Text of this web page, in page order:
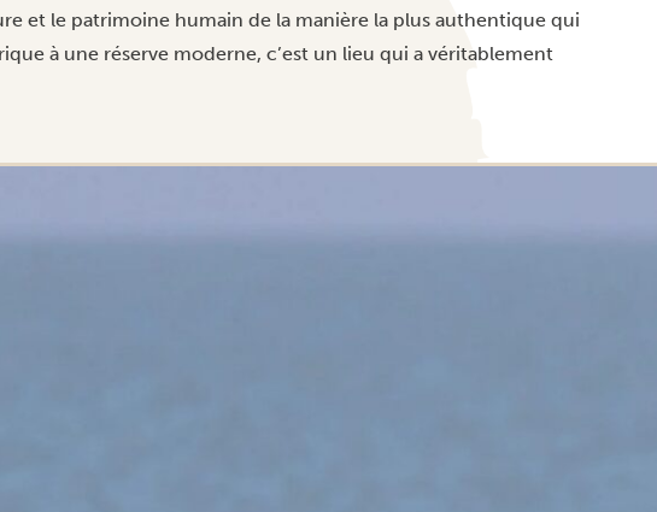
et le patrimoine humain de la manière la plus authentique qui
à une réserve moderne, c’est un lieu qui a véritablement